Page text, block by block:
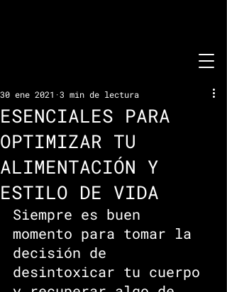
ESENCIALES PARA
OPTIMIZAR TU
ALIMENTACIÓN Y
ESTILO DE VIDA
30 ene 2021 3 min de lectura
Siempre es buen
momento para tomar la
decisión de
desintoxicar tu cuerpo